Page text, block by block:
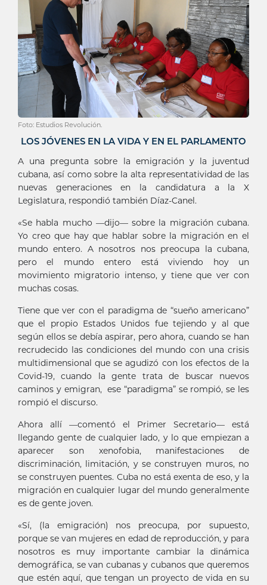
Foto: Estudios Revolución.
LOS JÓVENES EN LA VIDA Y EN EL PARLAMENTO
A una pregunta sobre la emigración y la juventud
cubana, así como sobre la alta representatividad de las
nuevas generaciones en la candidatura a la X
Legislatura, respondió también Díaz-Canel.
«Se habla mucho —dijo— sobre la migración cubana.
Yo creo que hay que hablar sobre la migración en el
mundo entero. A nosotros nos preocupa la cubana,
pero el mundo entero está viviendo hoy un
movimiento migratorio intenso, y tiene que ver con
muchas cosas.
Tiene que ver con el paradigma de “sueño americano”
que el propio Estados Unidos fue tejiendo y al que
según ellos se debía aspirar, pero ahora, cuando se han
recrudecido las condiciones del mundo con una crisis
multidimensional que se agudizó con los efectos de la
Covid-19, cuando la gente trata de buscar nuevos
caminos y emigran, ese “paradigma” se rompió, se les
rompió el discurso.
Ahora allí —comentó el Primer Secretario— está
llegando gente de cualquier lado, y lo que empiezan a
aparecer son xenofobia, manifestaciones de
discriminación, limitación, y se construyen muros, no
se construyen puentes. Cuba no está exenta de eso, y la
migración en cualquier lugar del mundo generalmente
es de gente joven.
«Sí, (la emigración) nos preocupa, por supuesto,
porque se van mujeres en edad de reproducción, y para
nosotros es muy importante cambiar la dinámica
demográfica, se van cubanas y cubanos que queremos
que estén aquí, que tengan un proyecto de vida en su